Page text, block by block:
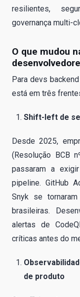
resilientes,
governança multi-
O que mudou
Para devs
está em três
Shift-left de
Desde 2025,
(Resolução BCB
passaram a
pipeline. GitHub
Snyk se
brasileiras.
alertas de
críticas antes do
de produto